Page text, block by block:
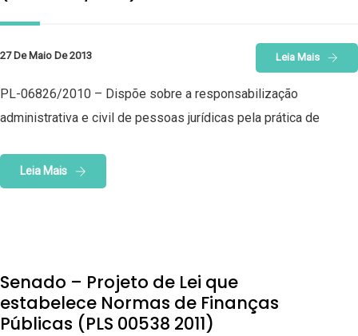
27 De Maio De 2013 Leia Mais
PL-06826/2010 – Dispõe sobre a responsabilização
administrativa e civil de pessoas jurídicas pela prática de
Leia Mais
Senado – Projeto de Lei que
estabelece Normas de Finanças
Públicas (PLS 00538 2011)